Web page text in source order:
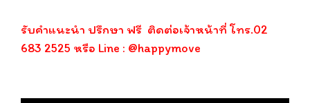
รับคำแนะนำ ปรึกษา ฟรี ติดต่อเจ้าหน้าที่ โทร.02
683 2525 หรือ Line : @happymove